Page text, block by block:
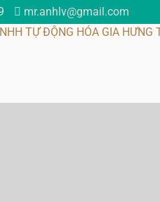
mr.anhlv@gmail.com